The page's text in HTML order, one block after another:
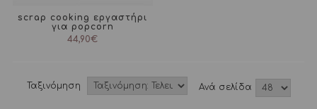
scrap cooking εργαστήρι
για popcorn
44,90€
Ταξινόμηση Aνά σελίδα